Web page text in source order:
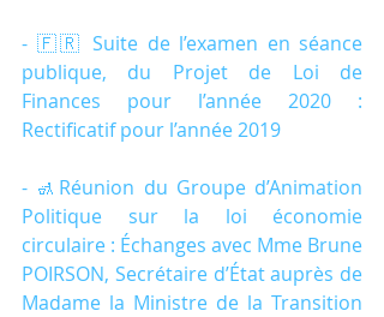
- 🇫🇷 Suite de l’examen en séance
publique, du Projet de Loi de
Finances pour l’année 2020 :
Rectificatif pour l’année 2019
- 🚮Réunion du Groupe d’Animation
Politique sur la loi économie
circulaire : Échanges avec Mme Brune
POIRSON, Secrétaire d’État auprès de
Madame la Ministre de la Transition